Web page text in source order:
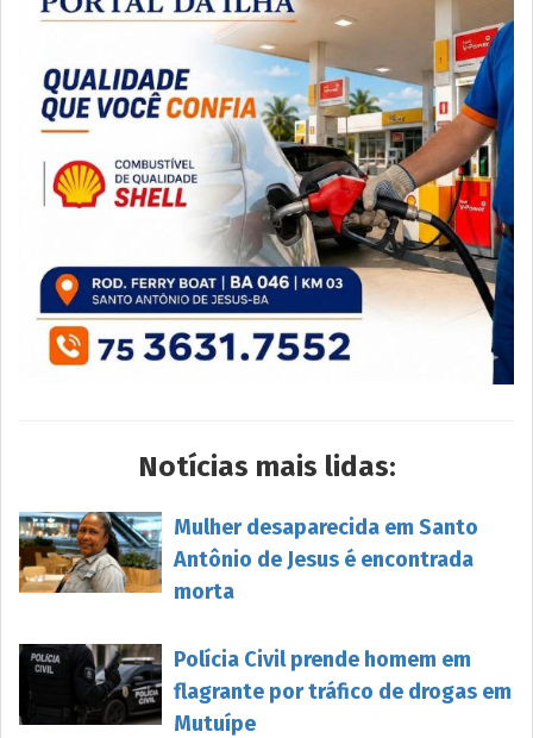
Notícias mais lidas:
Mulher desaparecida em Santo
Antônio de Jesus é encontrada
morta
Polícia Civil prende homem em
flagrante por tráfico de drogas em
Mutuípe